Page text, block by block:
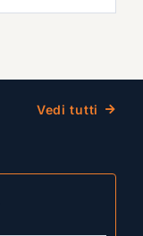
Vedi tutti